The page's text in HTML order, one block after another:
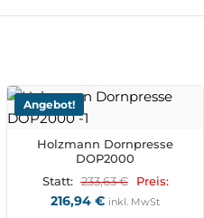
Angebot!
Holzmann Dornpresse
DOP2000
Statt: 233,63€ Preis:
216,94 € inkl. MwSt